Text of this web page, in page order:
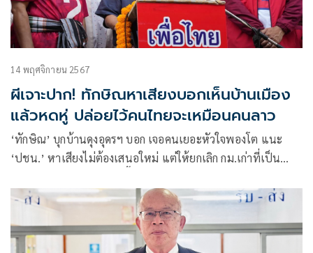
14 พฤศจิกายน 2567
ผีเจาะปาก! ทักษิณหาเสียงบอกเห็นบ้านเมือง
แล้วหดหู่ ปล่อยไว้คนไทยจะเหมือนคนลาว
‘ทักษิณ’ บุกบ้านดุงอุดรฯ บอก เจอคนเยอะหัวใจพองโต แนะ
‘ปชน.’ หาเสียงไม่ต้องเสนอใหม่ แต่ให้ยกเลิก กม.เก่าที่เป็น
ธรรมดา หมาอยู่ส่วนหมา คนอยู่ส่วนคน